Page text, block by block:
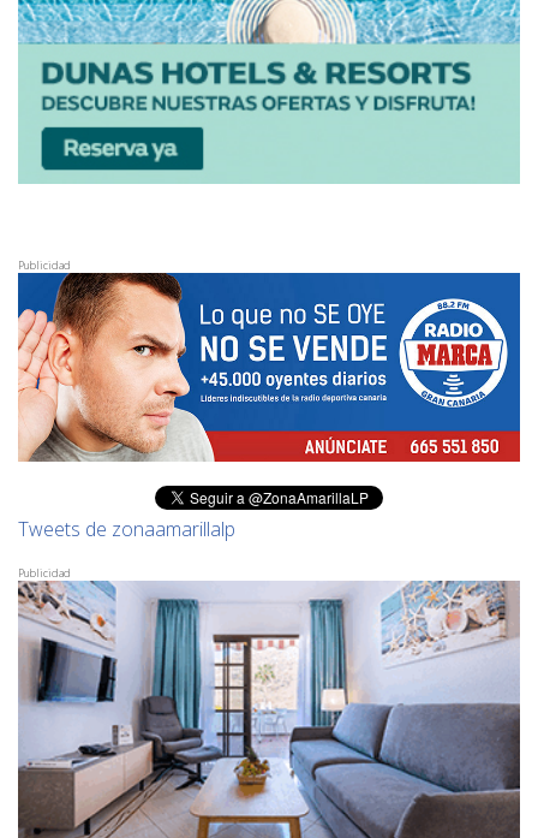
Publicidad
Tweets de zonaamarillalp
Publicidad